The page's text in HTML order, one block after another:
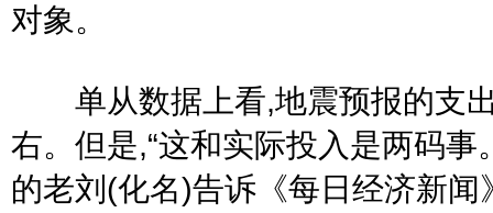
对象。
单从数据上看,地震预报的支出
右。但是,“这和实际投入是两码
的老刘(化名)告诉《每日经济新